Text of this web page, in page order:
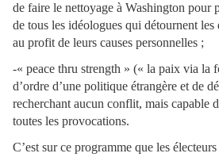
de faire le nettoyage à Washington pour
de tous les idéologues qui détournent
au profit de leurs causes personnelles ;
-« peace thru strength » (« la paix via la
d’ordre d’une politique étrangère et de
recherchant aucun conflit, mais capable
toutes les provocations.
C’est sur ce programme que les